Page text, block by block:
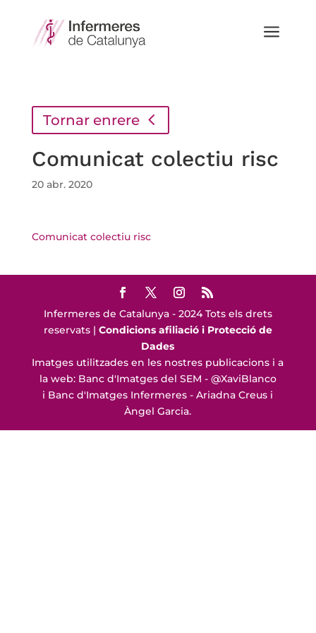
a
Tornar enrere
Comunicat colectiu risc
20 abr. 2020
Comunicat colectiu risc
Infermeres de Catalunya - 2024 Tots els drets
reservats | Condicions afiliació i Protecció de
Dades
Imatges utilitzades en les nostres publicacions i a
la web: Banc d'Imatges del SEM - @XaviBlanco
i Banc d'Imatges Infermeres - Ariadna Creus i
Àngel Garcia.